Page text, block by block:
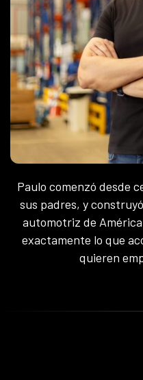
Paulo comenzó desde
sus padres, y
automotriz de
exactamente lo que
quieren